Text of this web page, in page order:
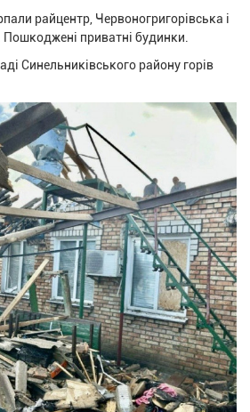
райцентр, Червоногригорівська і
приватні будинки.
Синельниківського району горів